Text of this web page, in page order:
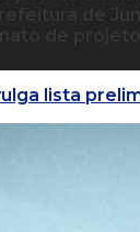
lista